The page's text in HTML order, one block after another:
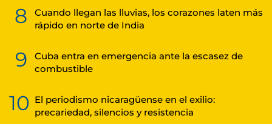
8
Cuando llegan las lluvias, los corazones laten más
rápido en norte de India
9
Cuba entra en emergencia ante la escasez de
combustible
10 El periodismo nicaragüense en el exilio:
precariedad, silencios y resistencia